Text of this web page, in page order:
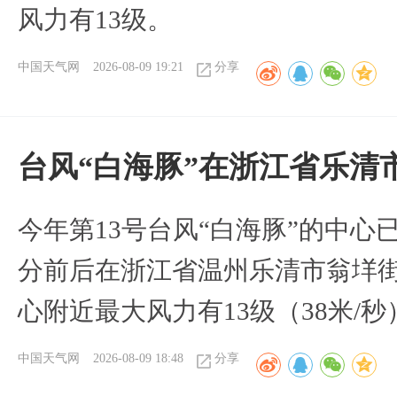
风力有13级。
中国天气网 2026-08-09 19:21 分享
台风“白海豚”在浙江省乐清
今年第13号台风“白海豚”的中心
分前后在浙江省温州乐清市翁垟
心附近最大风力有13级（38米/秒
中国天气网 2026-08-09 18:48 分享